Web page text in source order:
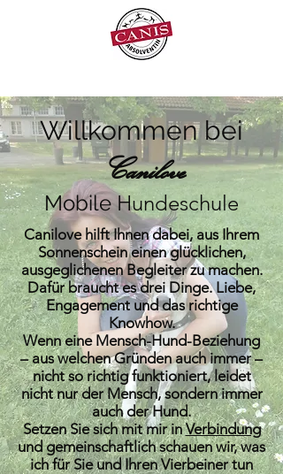
Willkommen bei
Canilove
MobileHundeschule
Canilove hilft Ihnen dabei, aus Ihrem
Sonnenschein einen glücklichen,
ausgeglichenen Begleiter zu machen.
Dafür braucht es drei Dinge. Liebe,
Engagement und das richtige
Knowhow.
Wenn eine Mensch-Hund-Beziehung
– aus welchen Gründen auch immer –
nicht so richtig funktioniert, leidet
nicht nur der Mensch, sondern immer
auch der Hund.
Setzen Sie sich mit mir inVerbindung
und gemeinschaftlich schauen wir, was
ich für Sie und Ihren Vierbeiner tun